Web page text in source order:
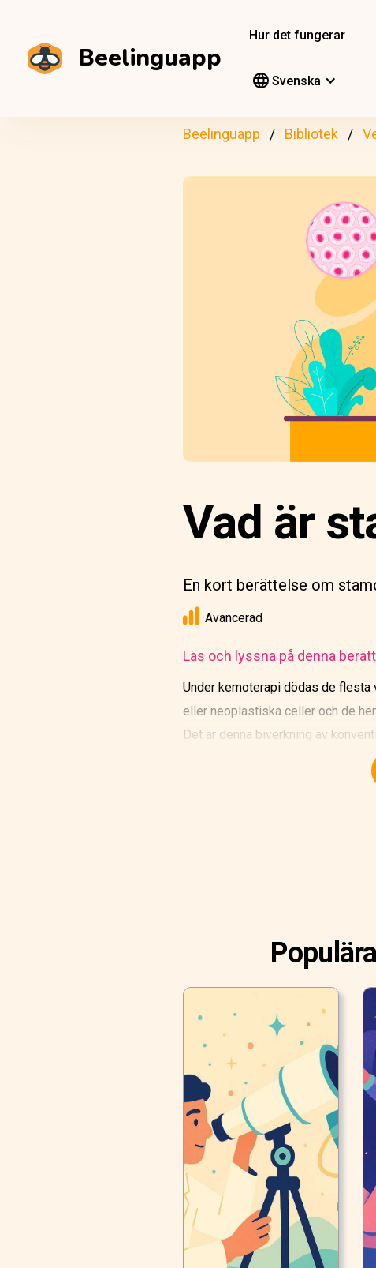
Beelinguapp
Hur det fungerar
Svenska
Beelinguapp Bibliotek
Vad är
En kort berättelse om
Avancerad
Läs och lyssna på denna
Under kemoterapi dödas de
eller neoplastiska celler och de
Det är denna biverkning av
donators friska benmärg